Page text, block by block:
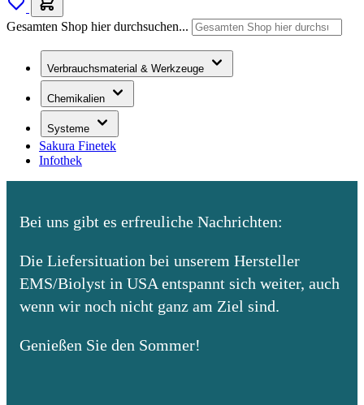
Gesamten Shop hier durchsuchen...
Verbrauchsmaterial & Werkzeuge
Chemikalien
Systeme
Sakura Finetek
Infothek
Bei uns gibt es erfreuliche Nachrichten:
Die Liefersituation bei unserem Hersteller
EMS/Biolyst in USA entspannt sich weiter, auch
wenn wir noch nicht ganz am Ziel sind.
Genießen Sie den Sommer!